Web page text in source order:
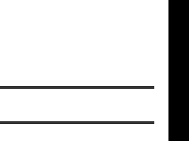
θα περπατήσει ποτέ ξανά!